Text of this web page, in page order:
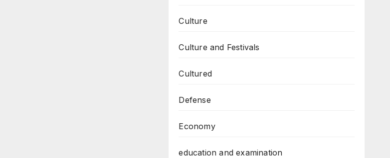
Culture
Culture and Festivals
Cultured
Defense
Economy
education and examination